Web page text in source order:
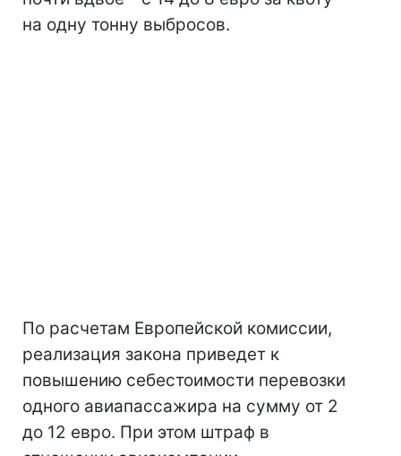
на одну тонну выбросов.
По расчетам Европейской комиссии,
реализация закона приведет к
повышению себестоимости перевозки
одного авиапассажира на сумму от 2
до 12 евро. При этом штраф в